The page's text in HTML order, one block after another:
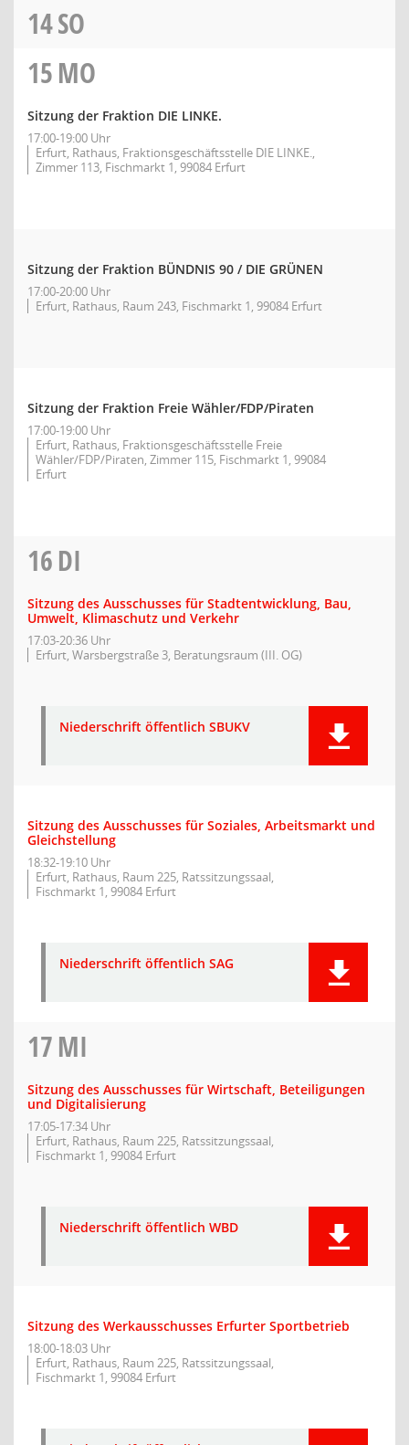
14SO
15MO
Sitzung der Fraktion DIE LINKE.
17:00-19:00 Uhr
Erfurt, Rathaus, Fraktionsgeschäftsstelle DIE LINKE.,
Zimmer 113, Fischmarkt 1, 99084 Erfurt
Sitzung der Fraktion BÜNDNIS 90 / DIE GRÜNEN
17:00-20:00 Uhr
Erfurt, Rathaus, Raum 243, Fischmarkt 1, 99084 Erfurt
Sitzung der Fraktion Freie Wähler/FDP/Piraten
17:00-19:00 Uhr
Erfurt, Rathaus, Fraktionsgeschäftsstelle Freie
Wähler/FDP/Piraten, Zimmer 115, Fischmarkt 1, 99084
Erfurt
16DI
Sitzung des Ausschusses für Stadtentwicklung, Bau,
Umwelt, Klimaschutz und Verkehr
17:03-20:36 Uhr
Erfurt, Warsbergstraße 3, Beratungsraum (III. OG)
Niederschrift öffentlich SBUKV
Sitzung des Ausschusses für Soziales, Arbeitsmarkt und
Gleichstellung
18:32-19:10 Uhr
Erfurt, Rathaus, Raum 225, Ratssitzungssaal,
Fischmarkt 1, 99084 Erfurt
Niederschrift öffentlich SAG
17MI
Sitzung des Ausschusses für Wirtschaft, Beteiligungen
und Digitalisierung
17:05-17:34 Uhr
Erfurt, Rathaus, Raum 225, Ratssitzungssaal,
Fischmarkt 1, 99084 Erfurt
Niederschrift öffentlich WBD
Sitzung des Werkausschusses Erfurter Sportbetrieb
18:00-18:03 Uhr
Erfurt, Rathaus, Raum 225, Ratssitzungssaal,
Fischmarkt 1, 99084 Erfurt